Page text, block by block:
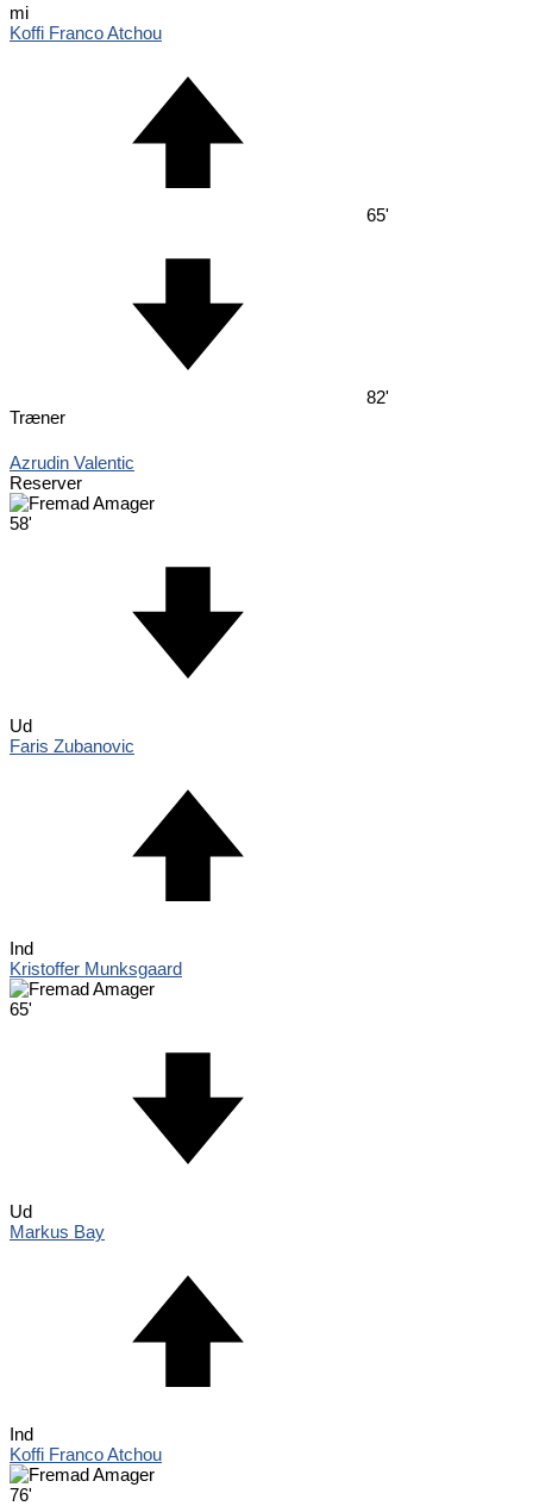
mi
Koffi Franco Atchou
65'
82'
Træner
Azrudin Valentic
Reserver
58'
Ud
Faris Zubanovic
Ind
Kristoffer Munksgaard
65'
Ud
Markus Bay
Ind
Koffi Franco Atchou
76'